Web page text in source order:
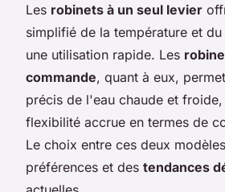
Les robinets à un seul levier
simplifié de la température et
une utilisation rapide. Les
commande, quant à eux,
précis de l'eau chaude et
flexibilité accrue en termes de
Le choix entre ces deux
préférences et des tendances